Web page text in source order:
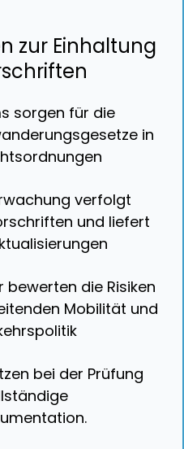
zur Einhaltung
sorgen für die
in
verfolgt
und liefert
bewerten die Risiken
Mobilität und
bei der Prüfung